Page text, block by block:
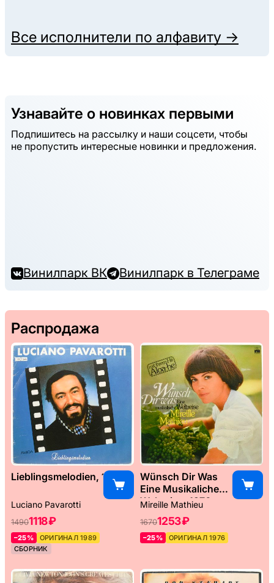
Все исполнители по алфавиту →
Узнавайте о новинках первыми
Подпишитесь на рассылку и наши соцсети, чтобы
не пропустить интересные новинки и предложения.
Винилпарк ВК Винилпарк в Телеграме
Распродажа
Lieblingsmelodien, 1989
Luciano Pavarotti
14901118 ₽
–25%
ОРИГИНАЛ 1989
СБОРНИК
Wünsch Dir Was
Eine Musikaliche
Weltreise, 1976
Mireille Mathieu
16701253 ₽
–25% ОРИГИНАЛ 1976